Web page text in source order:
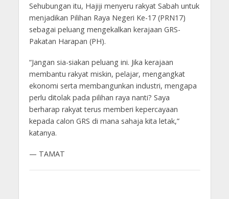
Sehubungan itu, Hajiji menyeru rakyat Sabah untuk
menjadikan Pilihan Raya Negeri Ke-17 (PRN17)
sebagai peluang mengekalkan kerajaan GRS-
Pakatan Harapan (PH).
“Jangan sia-siakan peluang ini. Jika kerajaan
membantu rakyat miskin, pelajar, mengangkat
ekonomi serta membangunkan industri, mengapa
perlu ditolak pada pilihan raya nanti? Saya
berharap rakyat terus memberi kepercayaan
kepada calon GRS di mana sahaja kita letak,”
katanya.
— TAMAT